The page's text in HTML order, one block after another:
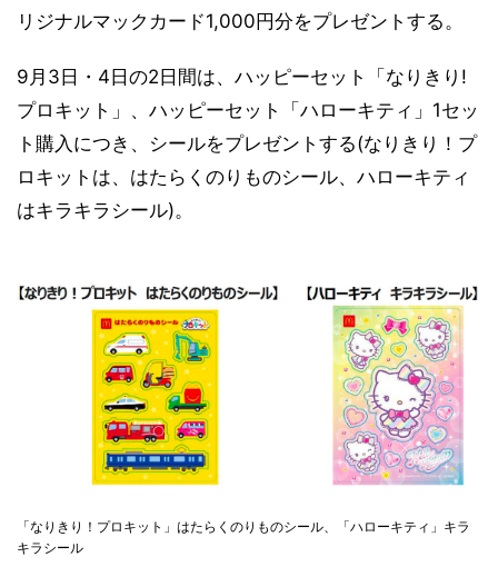
リジナルマックカード1,000円分をプレゼントする。
9月3日・4日の2日間は、ハッピーセット「なりきり!
プロキット」、ハッピーセット「ハローキティ」1セッ
ト購入につき、シールをプレゼントする(なりきり！プ
ロキットは、はたらくのりものシール、ハローキティ
はキラキラシール)。
「なりきり！プロキット」はたらくのりものシール、「ハローキティ」キラ
キラシール